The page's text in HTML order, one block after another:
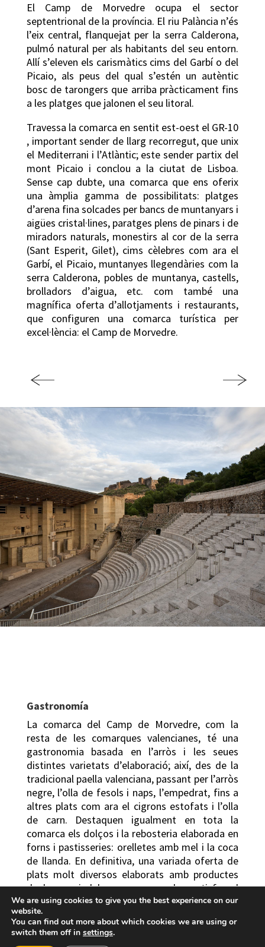
El Camp de Morvedre ocupa el sector
septentrional de la província. El riu Palància n’és
l’eix central, flanquejat per la serra Calderona,
pulmó natural per als habitants del seu entorn.
Allí s’eleven els carismàtics cims del Garbí o del
Picaio, als peus del qual s’estén un autèntic
bosc de tarongers que arriba pràcticament fins
a les platges que jalonen el seu litoral.
Travessa la comarca en sentit est-oest el GR-10
, important sender de llarg recorregut, que unix
el Mediterrani i l’Atlàntic; este sender partix del
mont Picaio i conclou a la ciutat de Lisboa.
Sense cap dubte, una comarca que ens oferix
una àmplia gamma de possibilitats: platges
d’arena fina solcades per bancs de muntanyars i
aigües cristal·lines, paratges plens de pinars i de
miradors naturals, monestirs al cor de la serra
(Sant Esperit, Gilet), cims cèlebres com ara el
Garbí, el Picaio, muntanyes llegendàries com la
serra Calderona, pobles de muntanya, castells,
brolladors d’aigua, etc. com també una
magnífica oferta d’allotjaments i restaurants,
que configuren una comarca turística per
excel·lència: el Camp de Morvedre.
Gastronomía
La comarca del Camp de Morvedre, com la
resta de les comarques valencianes, té una
gastronomia basada en l’arròs i les seues
distintes varietats d’elaboració; així, des de la
tradicional paella valenciana, passant per l’arròs
negre, l’olla de fesols i naps, l’empedrat, fins a
altres plats com ara el cigrons estofats i l’olla
de carn. Destaquen igualment en tota la
comarca els dolços i la rebosteria elaborada en
forns i pastisseries: orelletes amb mel i la coca
de llanda. En definitiva, una variada oferta de
plats molt diversos elaborats amb productes
de la mar i del camp, que poden satisfer el
paladar més exigent.
Festes
Ens trobem sens dubte en una comarca que
We are using cookies to give you the best experience on our
website.
You can find out more about which cookies we are using or
switch them off in settings.